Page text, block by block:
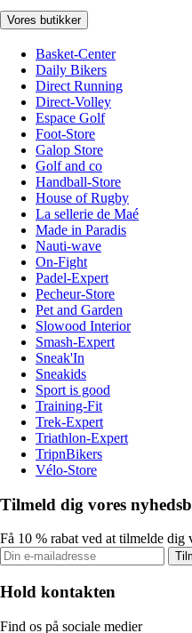
Vores butikker
Basket-Center
Daily Bikers
Direct Running
Direct-Volley
Espace Golf
Foot-Store
Galop Store
Golf and co
Handball-Store
House of Rugby
La sellerie de Maé
Made in Paradis
Nauti-wave
On-Fight
Padel-Expert
Pecheur-Store
Pet and Garden
Slowood Interior
Smash-Expert
Sneak'In
Sneakids
Sport is good
Training-Fit
Trek-Expert
Triathlon-Expert
TripnBikers
Vélo-Store
Tilmeld dig vores
Få 10 % rabat ved at tilmelde dig
Hold kontakten
Find os på sociale medier